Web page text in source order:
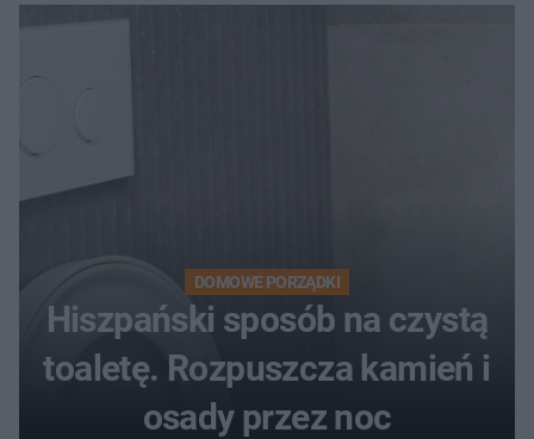
DOMOWE PORZĄDKI
Hiszpański sposób na czystą
toaletę. Rozpuszcza kamień i
osady przez noc